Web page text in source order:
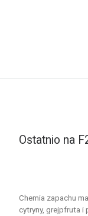
Ostatnio na
Chemia zapachu
cytryny, grejpfruta i